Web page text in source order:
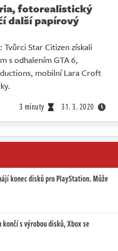
fotorealistický
další papírový
Star Citizen získali
s odhalením GTA 6,
mobilní Lara Croft
3 minuty 31. 3. 2020
konec disků pro PlayStation. Může
s výrobou disků, Xbox se